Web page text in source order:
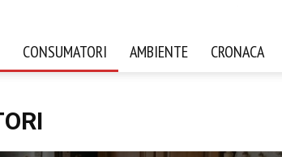
CONSUMATORI AMBIENTE CRONACA